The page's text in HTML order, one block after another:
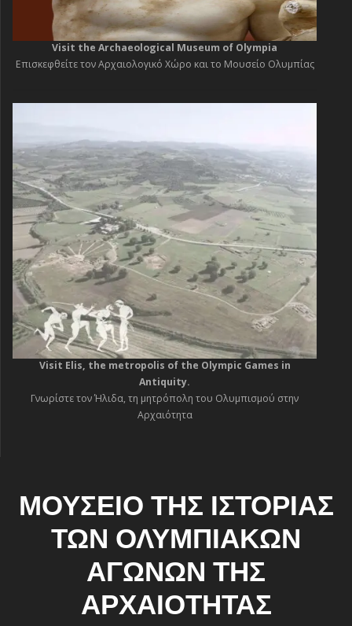
Visit the Archaeological Museum of Olympia
Επισκεφθείτε τον Αρχαιολογικό Χώρο και το Μουσείο Ολυμπίας
Visit Elis, the metropolis of the Olympic Games in
Antiquity.
Γνωρίστε τον Ήλιδα, τη μητρόπολη του Ολυμπισμού στην
Αρχαιότητα
ΜΟΥΣΕΙΟ ΤΗΣ ΙΣΤΟΡΙΑΣ
ΤΩΝ ΟΛΥΜΠΙΑΚΩΝ
ΑΓΩΝΩΝ ΤΗΣ
ΑΡΧΑΙΟΤΗΤΑΣ